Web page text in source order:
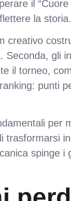
il
la storia.
creativo
Seconda, gli
il torneo,
punti
per
trasformarsi
spinge i